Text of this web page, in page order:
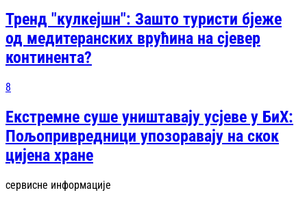
Тренд "кулкејшн": Зашто туристи бјеже
од медитеранских врућина на сјевер
континентa?
8
Екстремне суше уништавају усјеве у БиХ:
Пољопривредници упозоравају на скок
цијена хране
сервисне информације